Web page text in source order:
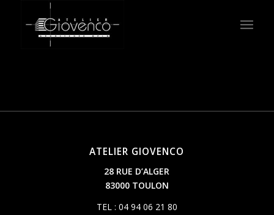
ATELIER GIOVENCO
28 RUE D’ALGER
83000 TOULON
TEL : 04 94 06 21 80